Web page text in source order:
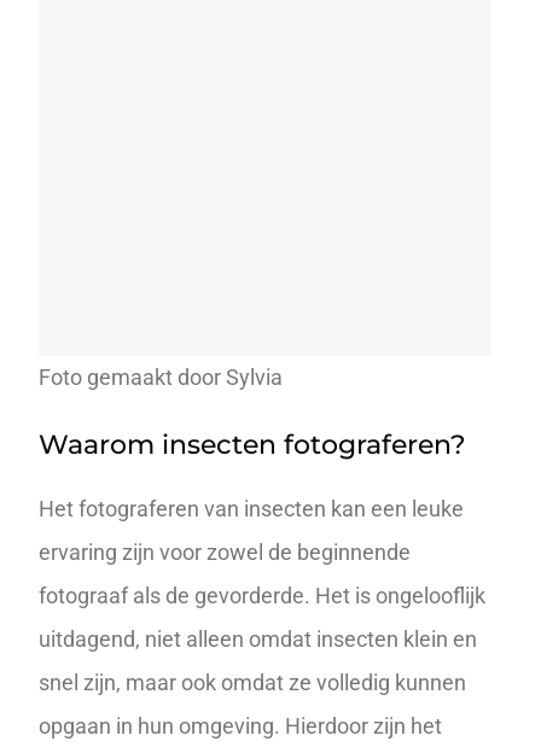
Foto gemaakt door Sylvia
Waarom insecten fotograferen?
Het fotograferen van insecten kan een leuke
ervaring zijn voor zowel de beginnende
fotograaf als de gevorderde. Het is ongelooflijk
uitdagend, niet alleen omdat insecten klein en
snel zijn, maar ook omdat ze volledig kunnen
opgaan in hun omgeving. Hierdoor zijn het